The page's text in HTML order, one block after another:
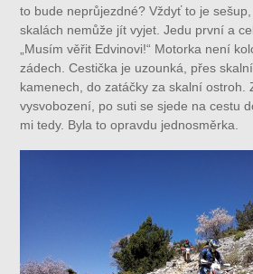
to bude neprůjezdné? Vždyť to je
skalách nemůže jít vyjet. Jedu první a
„Musím věřit Edvinovi!“ Motorka není
zádech. Cestička je uzounká, přes
kamenech, do zatáčky za skalní ostroh.
vysvobození, po suti se sjede na cestu
mi tedy. Byla to opravdu jednosměrka.